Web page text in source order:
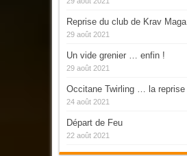
Reprise du club de Krav Maga
29 août 2021
Un vide grenier … enfin !
29 août 2021
Occitane Twirling … la reprise
24 août 2021
Départ de Feu
22 août 2021